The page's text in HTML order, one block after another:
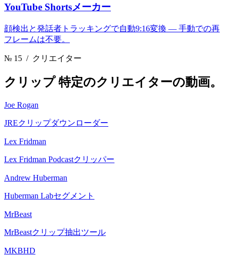
YouTube Shortsメーカー
顔検出と発話者トラッキングで自動9:16変換 — 手動での再
フレームは不要。
№ 15 / クリエイター
クリップ特定のクリエイターの動画。
Joe Rogan
JREクリップダウンローダー
Lex Fridman
Lex Fridman Podcastクリッパー
Andrew Huberman
Huberman Labセグメント
MrBeast
MrBeastクリップ抽出ツール
MKBHD